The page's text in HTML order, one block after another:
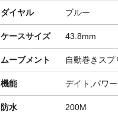
ダイヤル ブルー
ケースサイズ 43.8mm
ムーブメント 自動巻きス
機能 デイト,パワ
防水 200M